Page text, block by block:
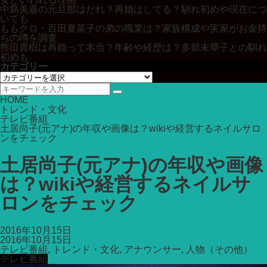
中島美嘉の元旦那はだれ？再婚はしてる？馴れ初めや現在につ
いても
ももクロ・百田夏菜子の弟の職業は？家族構成や実家がお金持
ちの噂を調査
熊田貴樹は再婚って本当？年齢や経歴は？多部未華子との馴れ
初めも
カテゴリー
カ
テ
ゴ
リ
ー
HOME
トレンド・文化
テレビ番組
土居尚子(元アナ)の年収や画像は？wikiや経営するネイルサロ
ンをチェック
土居尚子(元アナ)の年収や画像
は？wikiや経営するネイルサ
ロンをチェック
2016年10月15日
2016年10月15日
テレビ番組 , トレンド・文化, アナウンサー, 人物（その他）
テレビ番組